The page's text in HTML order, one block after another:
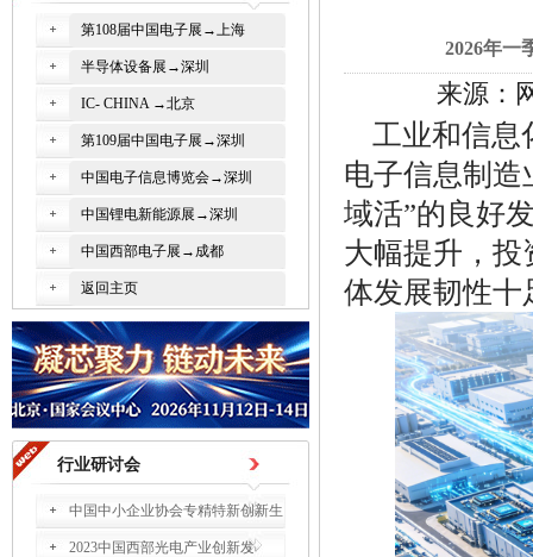
第108届中国电子展→上海
半导体设备展→深圳
IC- CHINA →北京
第109届中国电子展→深圳
中国电子信息博览会→深圳
中国锂电新能源展→深圳
中国西部电子展→成都
返回主页
行业研讨会
中国中小企业协会专精特新创新生
2023中国西部光电产业创新发
2026年一
来源：
工业和信息
电子信息制造
域活”的良好
大幅提升，投
体发展韧性十